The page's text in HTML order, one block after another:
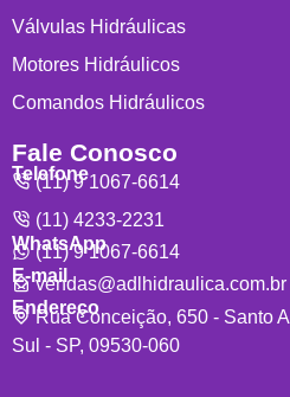
Válvulas Hidráulicas
Motores Hidráulicos
Comandos Hidráulicos
Fale Conosco
Telefone
(11) 9 1067-6614
(11) 4233-2231
WhatsApp
(11) 9 1067-6614
E-mail
vendas@adlhidraulica.com.br
Endereço
Rua Conceição, 650 - Santo
Sul - SP, 09530-060